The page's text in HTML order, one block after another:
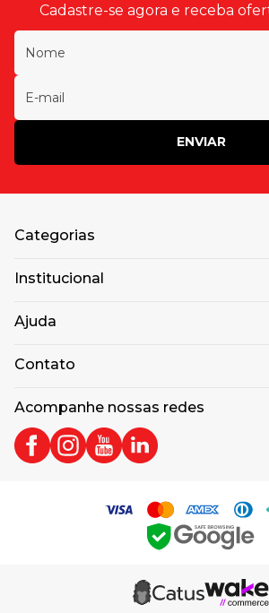
Cadastre-se agora e receba
ENVIAR
Categorias
Institucional
Ajuda
Contato
Acompanhe nossas redes